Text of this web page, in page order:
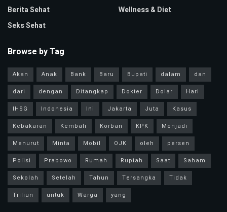
Berita Sehat
Seks Sehat
Wellness & Diet
Browse by Tag
Akan Anak Bank Baru Bupati dalam
dan
dari
dengan Ditangkap Dokter Dolar
Hari
IHSG
Indonesia Ini Jakarta Juta
Kasus
Kebakaran
Kembali Korban KPK
Menjadi
Menurut
Minta Mobil OJK oleh
persen
Polisi
Prabowo Rumah Rupiah Saat
Saham
Sekolah
Setelah Tahun Tersangka
Tidak
Triliun
untuk Warga yang